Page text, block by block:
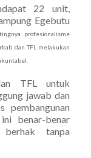
22 unit,
Egebutu
profesionalisme
dan TFL melakukan
TFL untuk
jawab dan
pembangunan
benar-benar
tanpa